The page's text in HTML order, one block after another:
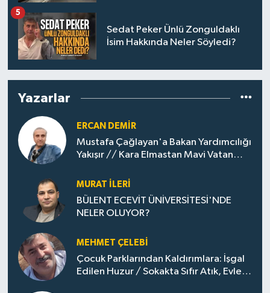
Sedat Peker Ünlü Zonguldaklı
İsim Hakkında Neler Söyledi?
5
Yazarlar
ERCAN DEMIR
Mustafa Çağlayan'a Bakan Yardımcılığı
Yakışır // ​Kara Elmastan Mavi Vatan
MURAT İLERI
BÜLENT ECEVİT ÜNİVERSİTESİ'NDE
NELER OLUYOR?
MEHMET ÇELEBI
Çocuk Parklarından Kaldırımlara: İşgal
Edilen Huzur / Sokakta Sıfır Atık, Evler